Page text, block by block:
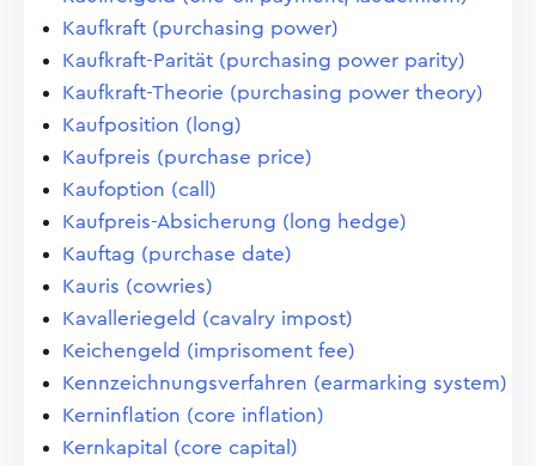
Kaufkraft (purchasing power)
Kaufkraft-Parität (purchasing power parity)
Kaufkraft-Theorie (purchasing power theory)
Kaufposition (long)
Kaufpreis (purchase price)
Kaufoption (call)
Kaufpreis-Absicherung (long hedge)
Kauftag (purchase date)
Kauris (cowries)
Kavalleriegeld (cavalry impost)
Keichengeld (imprisoment fee)
Kennzeichnungsverfahren (earmarking system)
Kerninflation (core inflation)
Kernkapital (core capital)